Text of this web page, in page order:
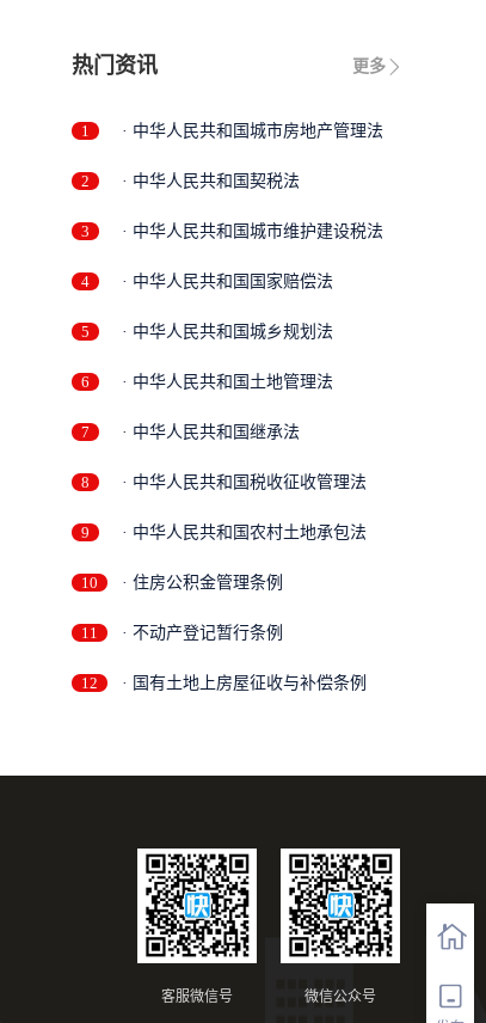
更多
热门资讯
1 · 中华人民共和国城市房地产管理法
2 · 中华人民共和国契税法
3 · 中华人民共和国城市维护建设税法
4 · 中华人民共和国国家赔偿法
5 · 中华人民共和国城乡规划法
6 · 中华人民共和国土地管理法
7 · 中华人民共和国继承法
8 · 中华人民共和国税收征收管理法
9 · 中华人民共和国农村土地承包法
10 · 住房公积金管理条例
11 · 不动产登记暂行条例
12 · 国有土地上房屋征收与补偿条例
微信公众号
客服微信号